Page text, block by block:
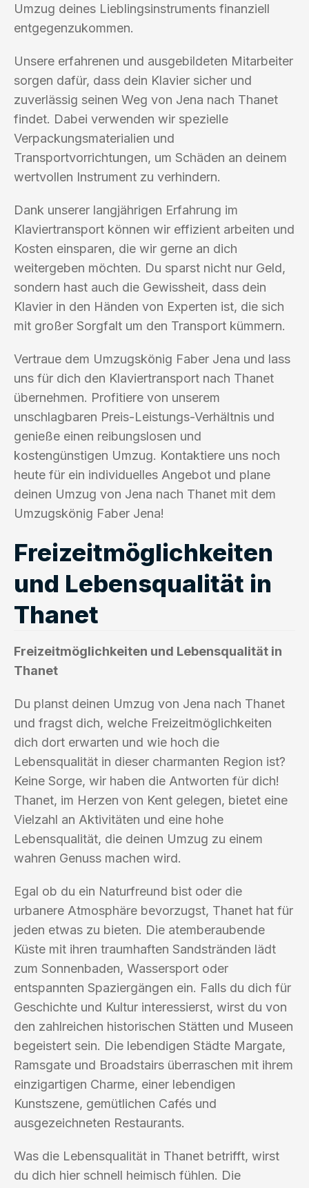
Umzug deines Lieblingsinstruments finanziell
entgegenzukommen.
Unsere erfahrenen und ausgebildeten Mitarbeiter
sorgen dafür, dass dein Klavier sicher und
zuverlässig seinen Weg von Jena nach Thanet
findet. Dabei verwenden wir spezielle
Verpackungsmaterialien und
Transportvorrichtungen, um Schäden an deinem
wertvollen Instrument zu verhindern.
Dank unserer langjährigen Erfahrung im
Klaviertransport können wir effizient arbeiten und
Kosten einsparen, die wir gerne an dich
weitergeben möchten. Du sparst nicht nur Geld,
sondern hast auch die Gewissheit, dass dein
Klavier in den Händen von Experten ist, die sich
mit großer Sorgfalt um den Transport kümmern.
Vertraue dem Umzugskönig Faber Jena und lass
uns für dich den Klaviertransport nach Thanet
übernehmen. Profitiere von unserem
unschlagbaren Preis-Leistungs-Verhältnis und
genieße einen reibungslosen und
kostengünstigen Umzug. Kontaktiere uns noch
heute für ein individuelles Angebot und plane
deinen Umzug von Jena nach Thanet mit dem
Umzugskönig Faber Jena!
Freizeitmöglichkeiten
und Lebensqualität in
Thanet
Freizeitmöglichkeiten und Lebensqualität in
Thanet
Du planst deinen Umzug von Jena nach Thanet
und fragst dich, welche Freizeitmöglichkeiten
dich dort erwarten und wie hoch die
Lebensqualität in dieser charmanten Region ist?
Keine Sorge, wir haben die Antworten für dich!
Thanet, im Herzen von Kent gelegen, bietet eine
Vielzahl an Aktivitäten und eine hohe
Lebensqualität, die deinen Umzug zu einem
wahren Genuss machen wird.
Egal ob du ein Naturfreund bist oder die
urbanere Atmosphäre bevorzugst, Thanet hat für
jeden etwas zu bieten. Die atemberaubende
Küste mit ihren traumhaften Sandstränden lädt
zum Sonnenbaden, Wassersport oder
entspannten Spaziergängen ein. Falls du dich für
Geschichte und Kultur interessierst, wirst du von
den zahlreichen historischen Stätten und Museen
begeistert sein. Die lebendigen Städte Margate,
Ramsgate und Broadstairs überraschen mit ihrem
einzigartigen Charme, einer lebendigen
Kunstszene, gemütlichen Cafés und
ausgezeichneten Restaurants.
Was die Lebensqualität in Thanet betrifft, wirst
du dich hier schnell heimisch fühlen. Die